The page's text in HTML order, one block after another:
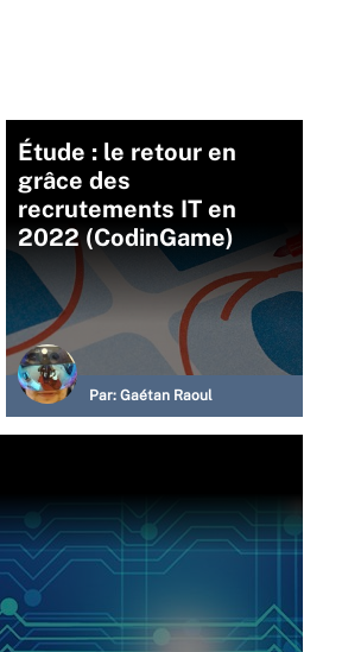
Étude : le retour en
grâce des
recrutements IT en
2022 (CodinGame)
Par: Gaétan Raoul